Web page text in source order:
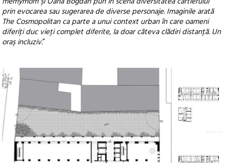
prin evocarea sau sugerarea de diverse personaje. Imaginile arată
The Cosmopolitan ca parte a unui context urban în care oameni
diferiţi duc vieţi complet diferite, la doar câteva clădiri distanţă. Un
oraş incluziv.”